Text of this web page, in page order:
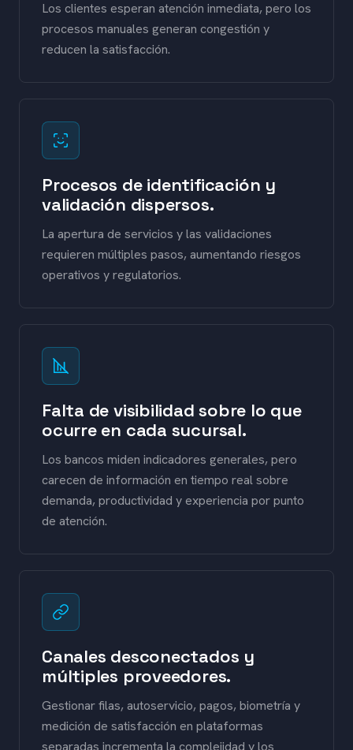
Los clientes esperan atención inmediata, pero los
procesos manuales generan congestión y
reducen la satisfacción.
Procesos de identificación y
validación dispersos.
La apertura de servicios y las validaciones
requieren múltiples pasos, aumentando riesgos
operativos y regulatorios.
Falta de visibilidad sobre lo que
ocurre en cada sucursal.
Los bancos miden indicadores generales, pero
carecen de información en tiempo real sobre
demanda, productividad y experiencia por punto
de atención.
Canales desconectados y
múltiples proveedores.
Gestionar filas, autoservicio, pagos, biometría y
medición de satisfacción en plataformas
separadas incrementa la complejidad y los